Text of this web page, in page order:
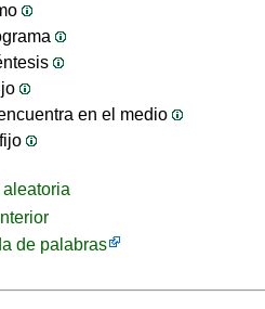
en el medio
de palabras